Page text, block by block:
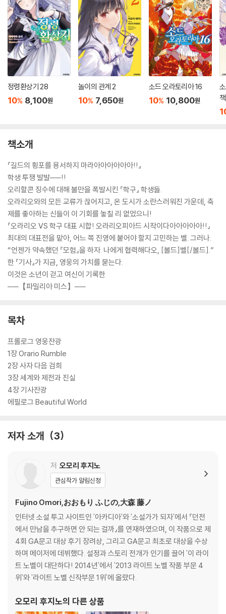
정령환상기 28
10% 8,100원
놀이의 관계 2
10% 7,650원
소드 오라토리아 16
10% 10,800원
책소개
『길드의 횡포를 용서하지 마라아아아아아아!!』
학생 투쟁 발발──!!
오리할콘 징수에 대해 불만을 폭발시킨 『학구』 학생들.
오라리오와의 모든 교류가 끊어지고, 온 도시가 소란스러워진 가운데, 축
제를 좋아하는 신들이 이 기회를 놓칠 리 없었으니!
『오라리오 VS 학구 대표 시합! 오라리오피아드 시작이다아아아아아!!』
최대의 대표전을 맡아, 어느 쪽 진영에 붙어야 할지 고민하는 벨. 그러나.
“언젠가 약속했던 『모험』을 하자. 나에게 협력해다오, [볼드]벨[/볼드].”
한 『기사』가 지금, 영웅의 가치를 묻는다.
이것은 소년이 걷고 여신이 기록한
──【파밀리아 미스】──
목차
프롤로그 영웅잔광
1장 Orario Rumble
2장 사자 다음 검희
3장 세계와 제전과 진실
4장 기사잔광
에필로그 Beautiful World
저자 소개 3
저 오모리 후지노
관심작가 알림신청
Fujino Omori,おおもり ふじの,大森 藤ノ
인터넷 소설 투고 사이트인 '아카디아'와 '소설가가 되자'에서 『던전
에서 만남을 추구하면 안 되는 걸까』를 연재하였으며, 이 작품으로 제
4회 GA문고 대상 후기 장려상, 그리고 GA문고 최초로 대상을 수상
하며 메이저에 데뷔했다. 설정과 스토리 전개가 인기를 끌어 '이 라이
트 노벨이 대단하다! 2014년'에서 '2013 라이트 노벨 작품 부문 4
위'와 '라이트 노벨 신작부문 1위'에 올랐다.
오모리 후지노의 다른 상품